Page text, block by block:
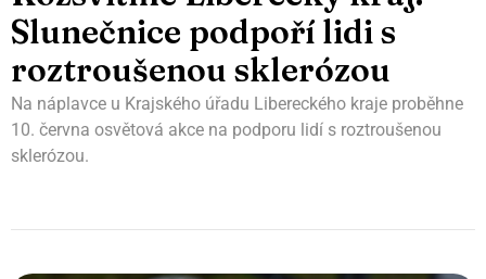
Slunečnice podpoří lidi s
roztroušenou sklerózou
Na náplavce u Krajského úřadu Libereckého kraje proběhne
10. června osvětová akce na podporu lidí s roztroušenou
sklerózou.